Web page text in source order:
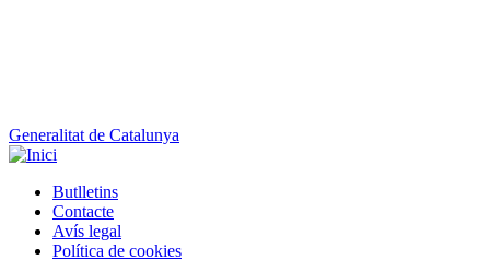
Generalitat de Catalunya
Peu
Butlletins
Contacte
Avís legal
Política de cookies